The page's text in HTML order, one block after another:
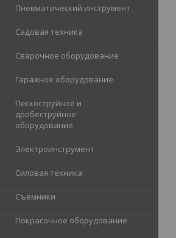
Пневматический инструмент
Садовая техника
Сварочное оборудование
Гаражное оборудование
Пескоструйное и
дробеструйное
оборудование
Электроинструмент
Силовая техника
Съемники
Покрасочное оборудование